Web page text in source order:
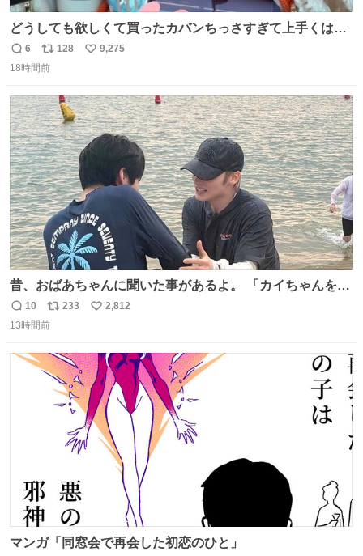
どうしても欲しくて買ったカバンちっさすぎて上手くはめ
ないと荷物入らん。女のカバンってなんでこんなちっさい
の
返
信
6
リ
ポ
ト
数
128
い
数
9,275
18時間前
昔、おばあちゃんに聞いた事があるよ。 「カイちゃんをい
じめると、アイツが海から上がって来るぞ。」って。
返
信
10
リ
ポ
ト
数
233
い
数
2,812
13時間前
マンガ「同窓会で再会した初恋のひと」